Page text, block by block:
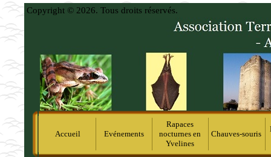
Copyright © 2026. Tous droits réservés.
Accueil Evénements
Rapaces
nocturnes en
Yvelines
Chauves-souris